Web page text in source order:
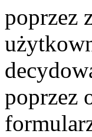
poprzez
poprzez